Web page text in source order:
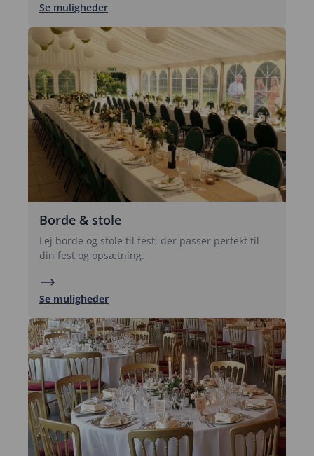
Se muligheder
Borde & stole
Lej borde og stole til fest, der passer perfekt til
din fest og opsætning.
Se muligheder